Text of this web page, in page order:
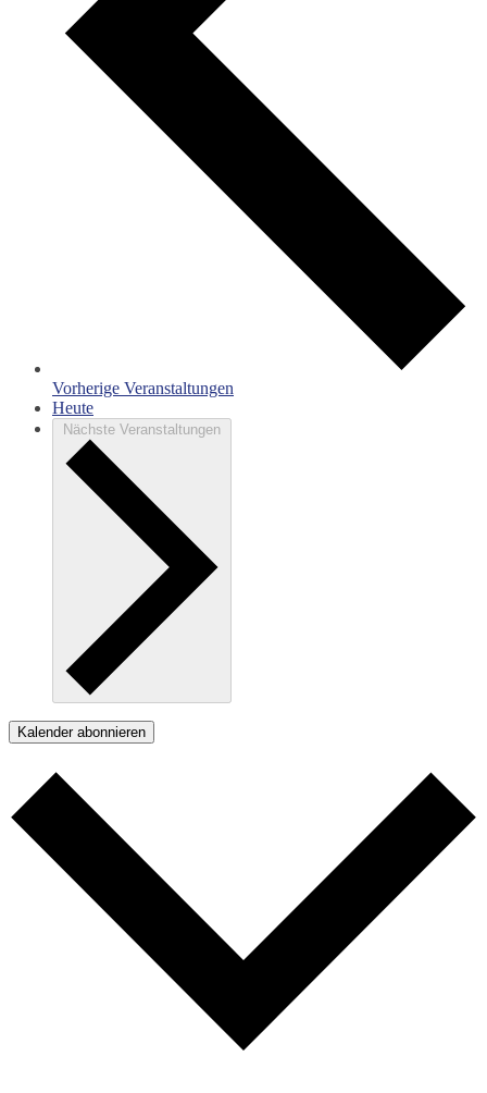
Vorherige Veranstaltungen
Heute
Nächste Veranstaltungen
Kalender abonnieren